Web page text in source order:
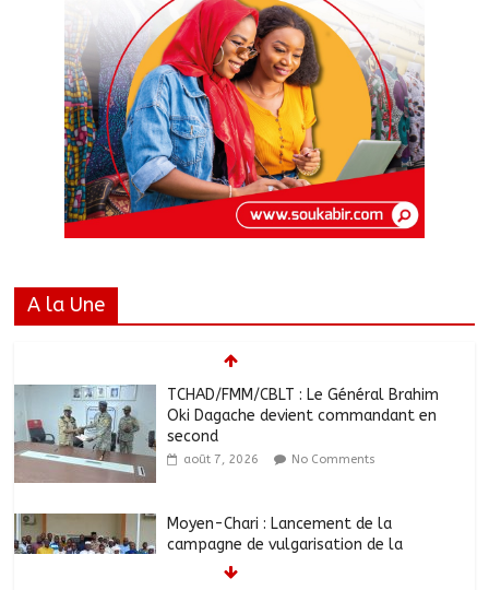
A la Une
TCHAD/FMM/CBLT : Le Général Brahim
Oki Dagache devient commandant en
second
août 7, 2026
campagne de vulgarisation de la
politique nationale de DDR